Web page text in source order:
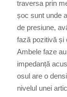
traversa prin
șoc sunt unde
de presiune,
fază pozitivă și
Ambele faze
impedanță
osul are o
nivelul unei